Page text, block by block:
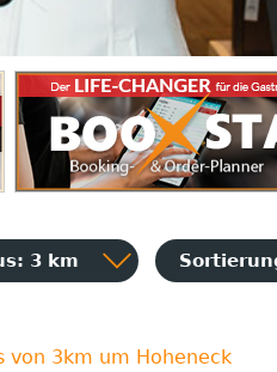
3 km
von 3km um Hoheneck